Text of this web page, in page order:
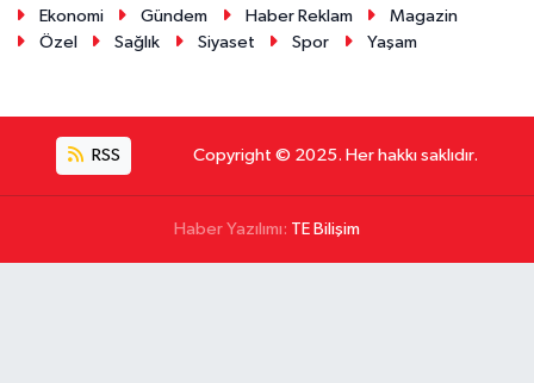
Ekonomi
Gündem Haber Reklam
Magazin
Özel
Sağlık Siyaset Spor Yaşam
RSS Copyright © 2025. Her hakkı saklıdır.
Haber Yazılımı: TE Bilişim